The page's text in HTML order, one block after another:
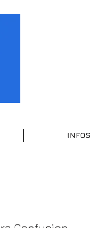
INFOS